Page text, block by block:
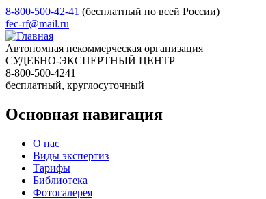
8-800-500-42-41 (бесплатный по всей России)
fec-rf@mail.ru
Автономная некоммерческая организация
СУДЕБНО-ЭКСПЕРТНЫЙ ЦЕНТР
8-800-500-4241
бесплатный, круглосуточный
Основная навигация
О нас
Виды экспертиз
Тарифы
Библиотека
Фотогалерея